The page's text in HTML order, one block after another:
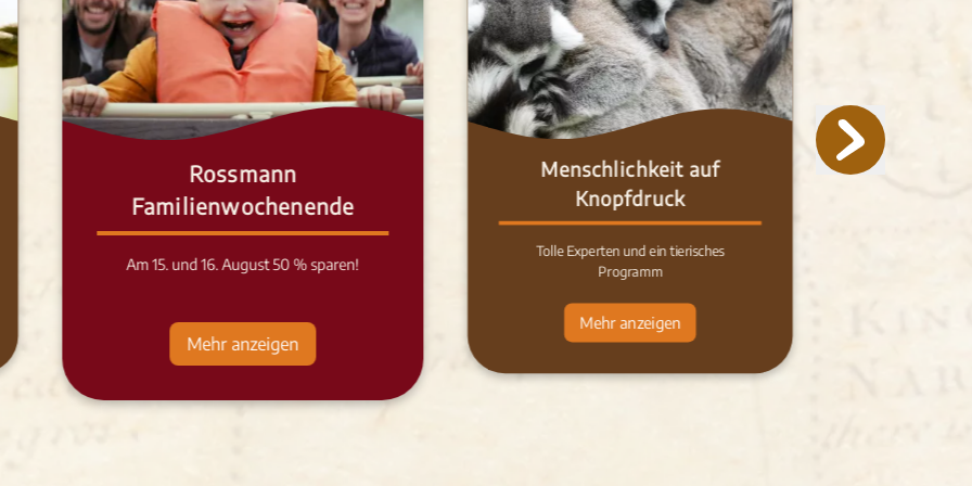
Rossmann
Familienwochenende
Am 15. und 16. August 50 % sparen!
Mehr anzeigen
Menschlichkeit auf
Knopfdruck
Tolle Experten und ein tierisches
Programm
Mehr anzeigen